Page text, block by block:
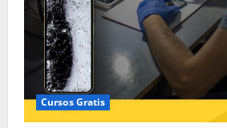
Cursos Gratis